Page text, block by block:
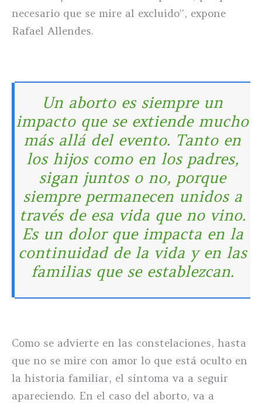
necesario que se mire al excluido”, expone
Rafael Allendes.
Un aborto es siempre un
impacto que se extiende mucho
más allá del evento. Tanto en
los hijos como en los padres,
sigan juntos o no, porque
siempre permanecen unidos a
través de esa vida que no vino.
Es un dolor que impacta en la
continuidad de la vida y en las
familias que se establezcan.
Como se advierte en las constelaciones, hasta
que no se mire con amor lo que está oculto en
la historia familiar, el síntoma va a seguir
apareciendo. En el caso del aborto, va a